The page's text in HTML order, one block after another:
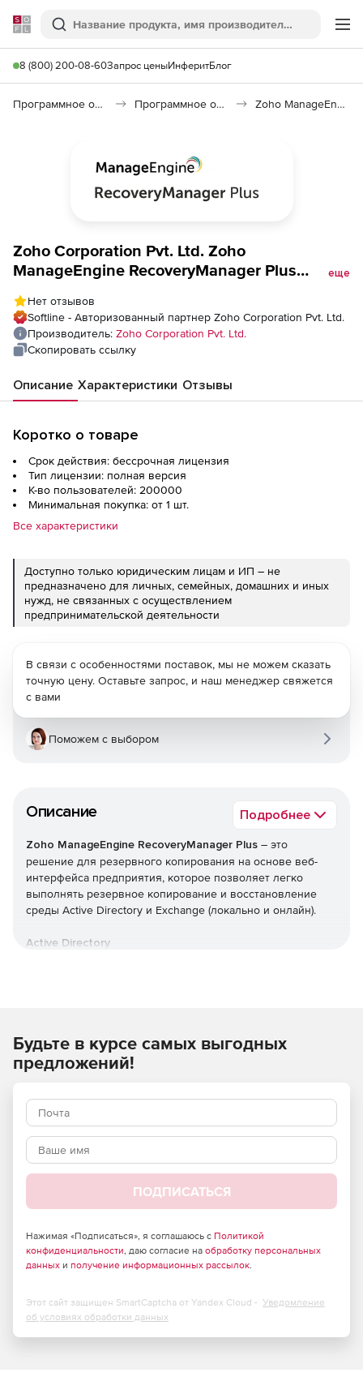
Softline
Поиск
8 (800) 200-08-60Запрос ценыИнферитБлог
Программное обеспечение для работы с файлами и дисками Программное обеспечение для резервного копирования Zoho ManageEngine RecoveryManager Plus
Zoho Corporation Pvt. Ltd. Zoho
ManageEngine RecoveryManager Plus
Single Installation), fee for Azure Backup for
200000 User Objects
еще
Нет отзывов
Softline - Авторизованный партнер Zoho Corporation Pvt. Ltd.
Производитель: Zoho Corporation Pvt. Ltd.
Скопировать ссылку
Описание Характеристики Отзывы
Коротко о товаре
Срок действия: бессрочная лицензия
Тип лицензии: полная версия
К-во пользователей: 200000
Минимальная покупка: от 1 шт.
Все характеристики
Доступно только юридическим лицам и ИП – не
предназначено для личных, семейных, домашних и иных
нужд, не связанных с осуществлением
предпринимательской деятельности
Описание Подробнее
Zoho ManageEngine RecoveryManager Plus – это
решение для резервного копирования на основе веб-
интерфейса предприятия, которое позволяет легко
выполнять резервное копирование и восстановление
среды Active Directory и Exchange (локально и онлайн).
Active Directory
сохранением каждого изменения, внесенного в
объекты, в виде разных версий.
Восстановление удаленных объектов AD и их
атрибутов в один клик с использованием функции
копий и ассимилировать резервные копии с истекшим
сроком в полную резервную копию, чтобы уменьшить
пространство для хранения.
Выполнение операции восстановления без
необходимости перезапуска своих контроллеров
В связи с особенностями поставок, мы не можем сказать
точную цену. Оставьте запрос, и наш менеджер свяжется
с вами
Поможем с выбором
Будьте в курсе самых выгодных
предложений!
ПОДПИСАТЬСЯ
Нажимая «Подписаться», я соглашаюсь с Политикой
конфиденциальности, даю согласие на обработку персональных
данных и получение информационных рассылок.
Этот сайт защищен SmartCaptcha от Yandex Cloud - Уведомление
об условиях обработки данных